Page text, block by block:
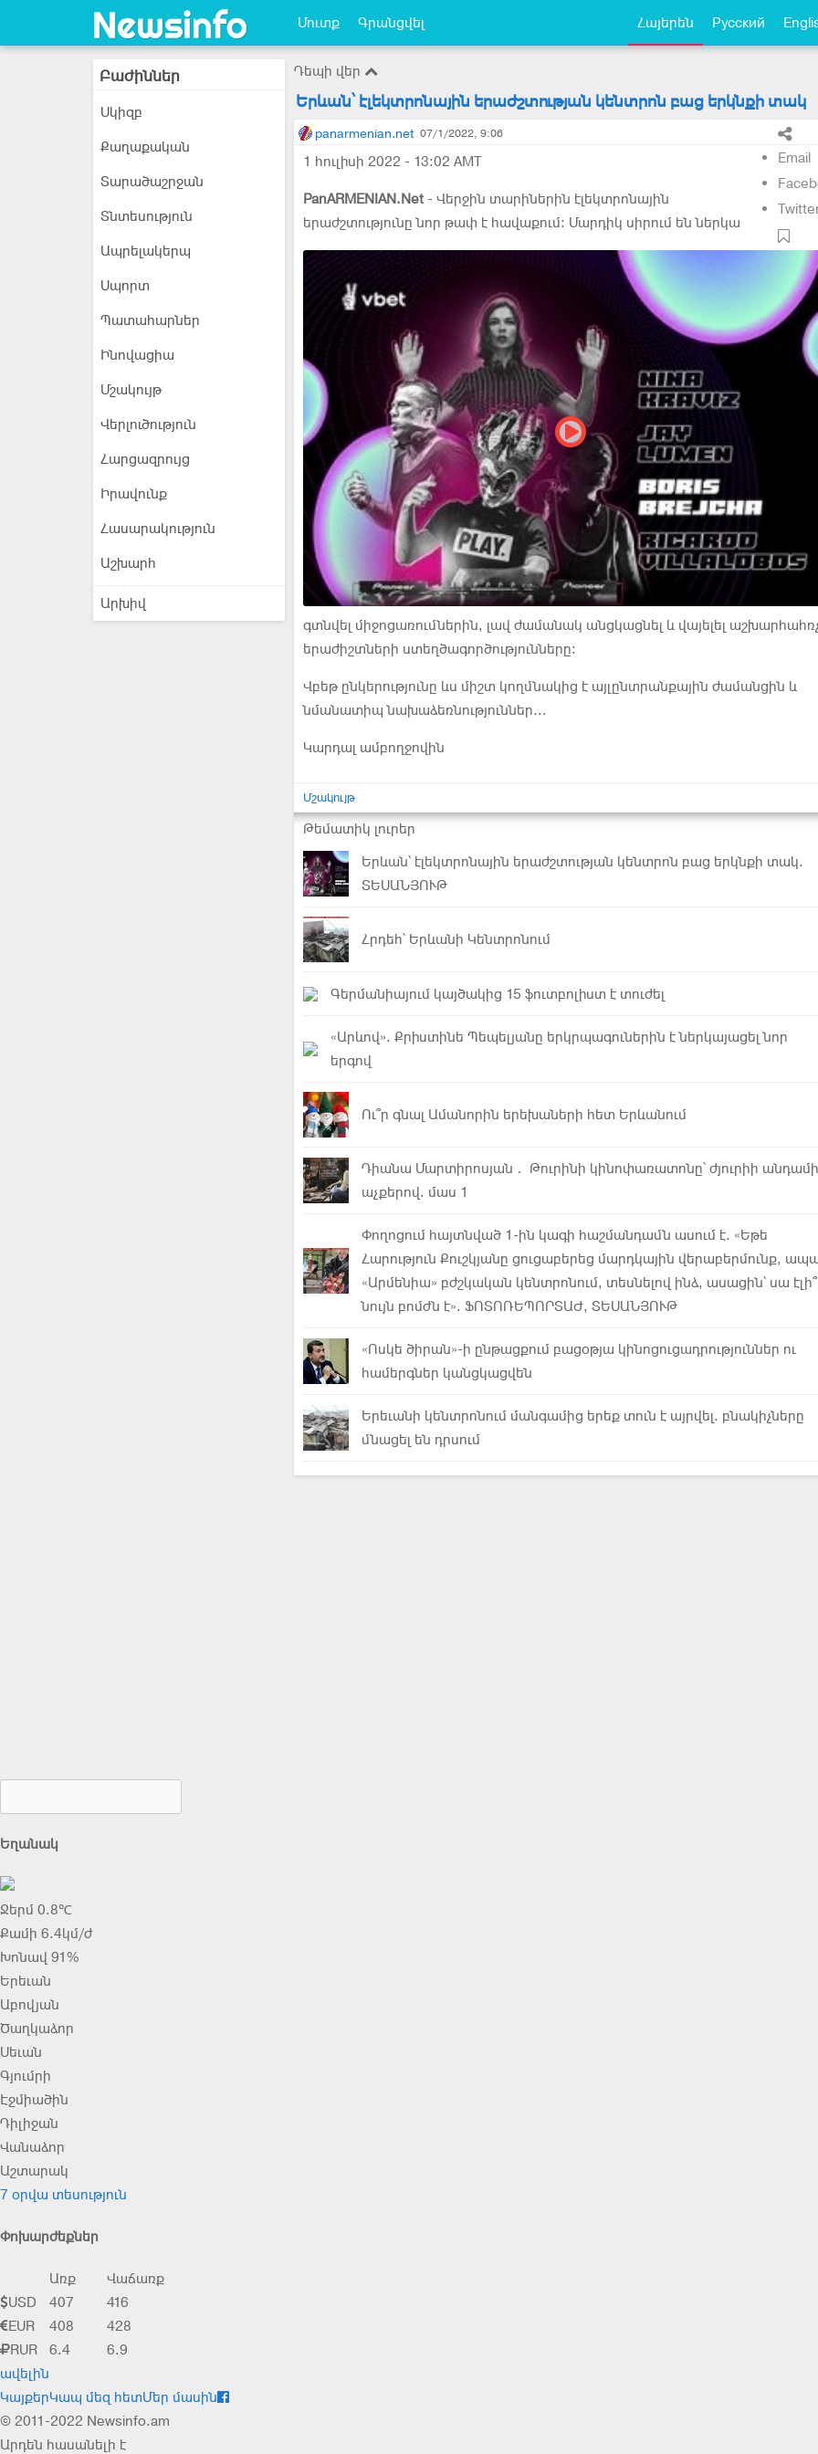
Մուտք Գրանցվել Հայերեն Русский
Բաժիններ
Սկիզբ
Քաղաքական
Տարածաշրջան
Տնտեսություն
Ապրելակերպ
Սպորտ
Պատահարներ
Ինովացիա
Մշակույթ
Վերլուծություն
Հարցազրույց
Իրավունք
Հասարակություն
Աշխարհ
Արխիվ
Դեպի վեր
Երևան՝ էլեկտրոնային երաժշտության կենտրոն բաց երկնքի տակ
panarmenian.net 07/1/2022, 9:06
Email
1 հուլիսի 2022 - 13:02 AMT
PanARMENIAN.Net - Վերջին տարիներին էլեկտրոնային
երաժշտությունը նոր թափ է հավաքում: Մարդիկ սիրում են ներկա
գտնվել միջոցառումներին, լավ ժամանակ անցկացնել և վայելել
երաժիշտների ստեղծագործությունները:
Վբեթ ընկերությունը ևս միշտ կողմնակից է այլընտրանքային ժամանցին և
նմանատիպ նախաձեռնություններ...
Կարդալ ամբողջովին
Մշակույթ
Թեմատիկ լուրեր
Երևան՝ էլեկտրոնային երաժշտության կենտրոն բաց երկնքի տակ.
ՏԵՍԱՆՅՈՒԹ
Հրդեհ՝ Երևանի Կենտրոնում
Գերմանիայում կայծակից 15 ֆուտբոլիստ է տուժել
«Արևով». Քրիստինե Պեպելյանը երկրպագուներին է ներկայացել նոր
երգով
Ու՞ր գնալ Ամանորին երեխաների հետ Երևանում
Դիանա Մարտիրոսյան․ Թուրինի կինոփառատոնը՝ ժյուրիի անդամի
աչքերով. մաս 1
Փողոցում հայտնված 1-ին կագի հաշմանդամն ասում է. «Եթե
Հարություն Քուշկյանը ցուցաբերեց մարդկային վերաբերմունք,
«Արմենիա» բժշկական կենտրոնում, տեսնելով ինձ, ասացին՝ սա
նույն բոմժն է». ՖՈՏՈՌԵՊՈՐՏԱԺ, ՏԵՍԱՆՅՈՒԹ
«Ոսկե ծիրան»-ի ընթացքում բացօթյա կինոցուցադրություններ ու
համերգներ կանցկացվեն
Երեւանի կենտրոնում մանգամից երեք տուն է այրվել. բնակիչները
մնացել են դրսում
Եղանակ
Ջերմ 0.8℃
Քամի 6.4կմ/ժ
Խոնավ 91%
Երեւան
Աբովյան
Ծաղկաձոր
Սեւան
Գյումրի
Էջմիածին
Դիլիջան
Վանաձոր
Աշտարակ
7 օրվա տեսություն
Փոխարժեքներ
Առք
Վաճառք
USD
407
416
EUR
408
428
RUR
6.4
6.9
ավելին
ԿայքերԿապ մեզ հետՄեր մասին
© 2011-2022 Newsinfo.am
Արդեն հասանելի է